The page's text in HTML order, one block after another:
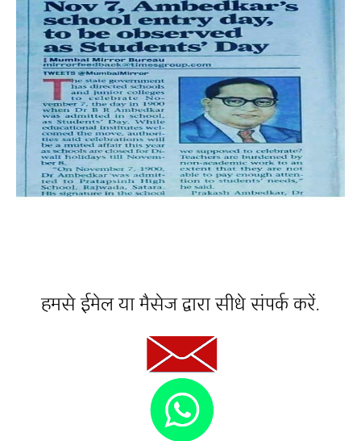
हमसे ईमेल या मैसेज द्वारा सीधे संपर्क करें.